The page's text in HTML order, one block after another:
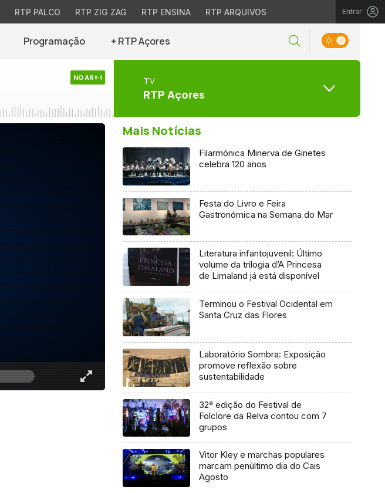
RTP PALCO RTP ZIG ZAG RTP ENSINA RTP ARQUIVOS Entrar
Programação + RTP Açores
NO AR TV
RTP Açores
Mais Notícias
Filarmónica Minerva de Ginetes
celebra 120 anos
Festa do Livro e Feira
Gastronómica na Semana do Mar
Literatura infantojuvenil: Último
volume da trilogia d’A Princesa
de Limaland já está disponível
Terminou o Festival Ocidental em
Santa Cruz das Flores
Laboratório Sombra: Exposição
promove reflexão sobre
sustentabilidade
32ª edição do Festival de
Folclore da Relva contou com 7
grupos
Vitor Kley e marchas populares
marcam penúltimo dia do Cais
Agosto